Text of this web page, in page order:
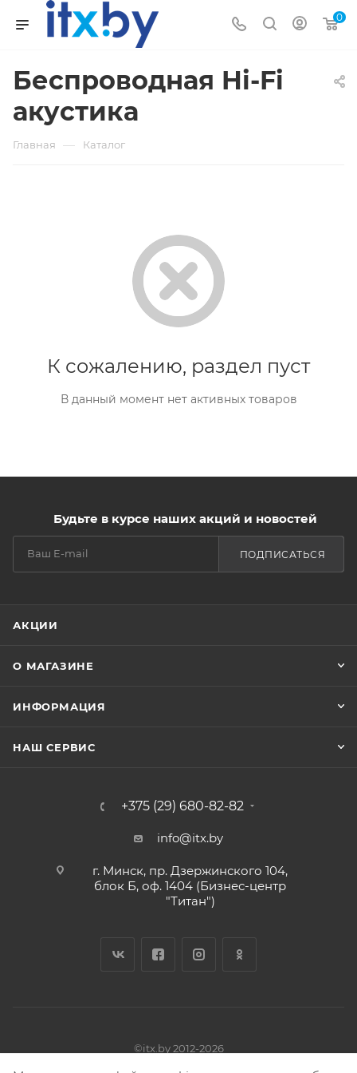
0
Беспроводная Hi-Fi
акустика
Главная — Каталог
К сожалению, раздел пуст
В данный момент нет активных товаров
Будьте в курсе наших акций и новостей
ПОДПИСАТЬСЯ
АКЦИИ
О МАГАЗИНЕ
ИНФОРМАЦИЯ
НАШ СЕРВИС
+375 (29) 680-82-82
info@itx.by
г. Минск, пр. Дзержинского 104,
блок Б, оф. 1404 (Бизнес-центр
"Титан")
©itx.by 2012-2026